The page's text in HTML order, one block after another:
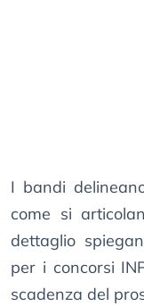
I bandi
come si
dettaglio
per i concorsi
scadenza del